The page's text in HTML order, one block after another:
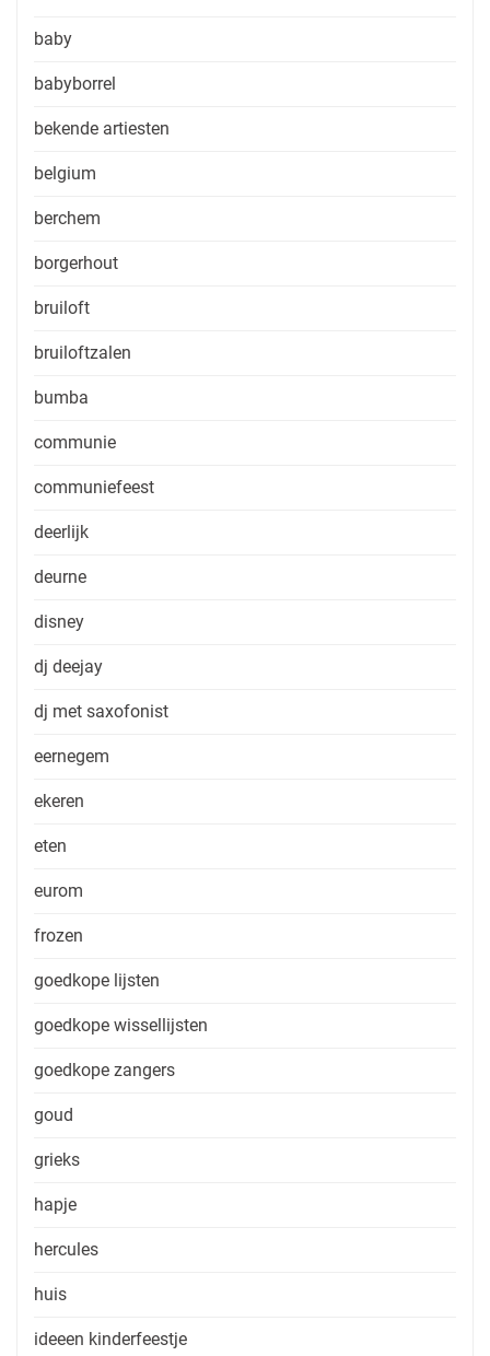
baby
babyborrel
bekende artiesten
belgium
berchem
borgerhout
bruiloft
bruiloftzalen
bumba
communie
communiefeest
deerlijk
deurne
disney
dj deejay
dj met saxofonist
eernegem
ekeren
eten
eurom
frozen
goedkope lijsten
goedkope wissellijsten
goedkope zangers
goud
grieks
hapje
hercules
huis
ideeen kinderfeestje